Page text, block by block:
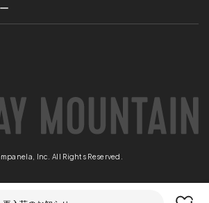
Inc. All Rights Reserved.